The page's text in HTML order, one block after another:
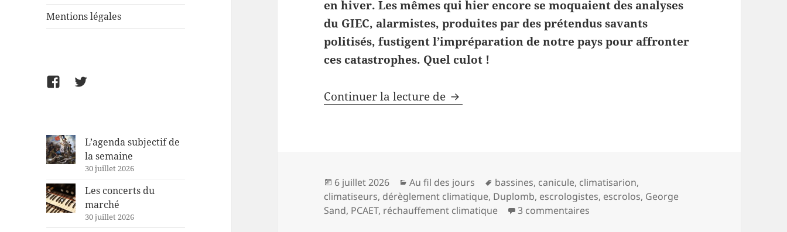
Mentions légales
FacebookTwitter
L’agenda subjectif de
la semaine
30 juillet 2026
Les concerts du
marché
30 juillet 2026
en hiver. Les mêmes qui hier encore se moquaient des analyses
du GIEC, alarmistes, produites par des prétendus savants
politisés, fustigent l’impréparation de notre pays pour affronter
ces catastrophes. Quel culot !
Continuer la lecture de Ça, c’est du culot
Publié
le
6 juillet 2026 Catégories
Au fil des jours
Mots-
clés
bassines, canicule, climatisarion,
climatiseurs, dérèglement climatique, Duplomb, escrologistes, escrolos, George
Sand, PCAET, réchauffement climatique 3 commentaires